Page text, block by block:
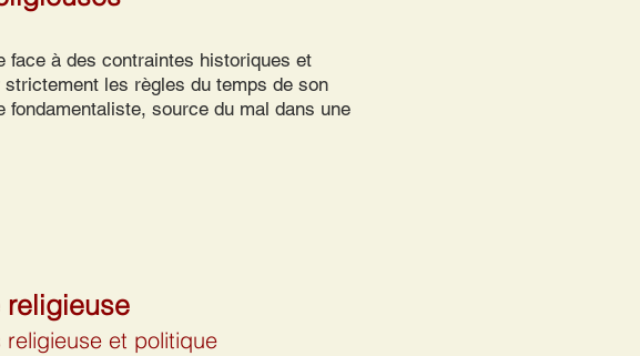
face à des contraintes historiques et
strictement les règles du temps de son
fondamentaliste, source du mal dans une
religieuse
et politique